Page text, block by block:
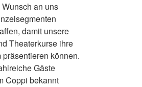
an uns
damit unsere
Theaterkurse ihre
können.
Gäste
Coppi bekannt